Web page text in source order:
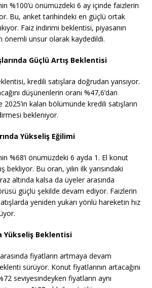
%100’ü önümüzdeki 6 ay içinde faizlerin
Bu, anket tarihindeki en güçlü ortak
Faiz indirimi beklentisi, piyasanın
önemli unsur olarak kaydedildi.
Güçlü Artış Beklentisi
kredili satışlara doğrudan yansıyor.
düşünenlerin oranı %47,6’dan
2025’in kalan bölümünde kredili satışların
bekleniyor.
Yükseliş Eğilimi
%68’i önümüzdeki 6 ayda 1. El konut
bekliyor. Bu oran, yılın ilk yarısındaki
altında kalsa da üyeler arasında
güçlü şekilde devam ediyor. Faizlerin
yeniden yukarı yönlü hareketin hız
Yükseliş Beklentisi
fiyatların artmaya devam
sürüyor. Konut fiyatlarının artacağını
seviyesindeyken fiyatların aynı